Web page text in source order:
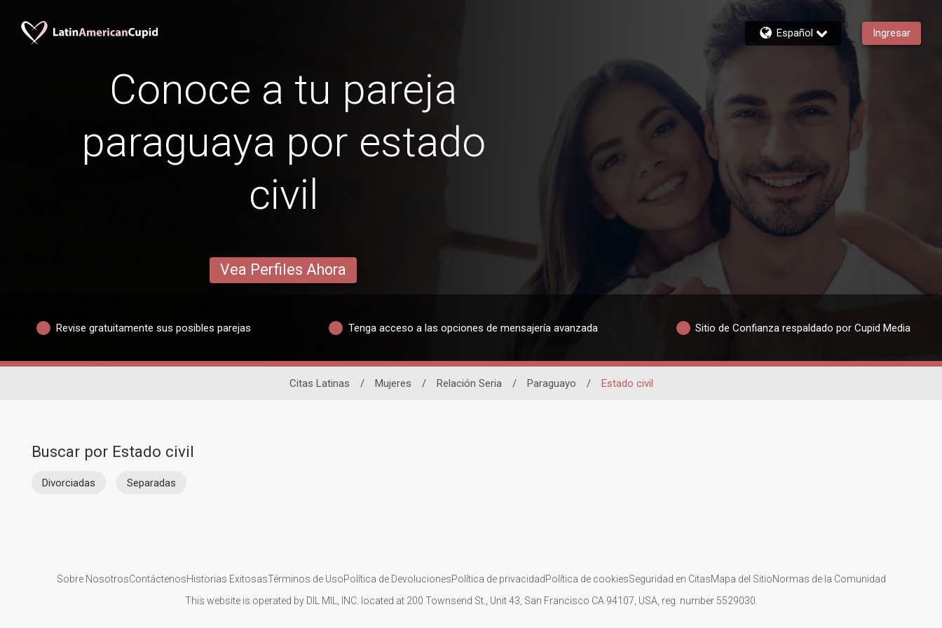
Español Ingresar
Conoce a tu pareja
paraguaya por estado
civil
Vea Perfiles Ahora
Revise gratuitamente sus posibles parejas Tenga acceso a las opciones de mensajería avanzada Sitio de Confianza respaldado por Cupid Media
Citas Latinas / Mujeres / Relación Seria / Paraguayo / Estado civil
Buscar por Estado civil
Divorciadas Separadas
Sobre NosotrosContáctenosHistorias ExitosasTérminos de UsoPolítica de DevolucionesPolítica de privacidadPolítica de cookiesSeguridad en CitasMapa del SitioNormas de la Comunidad
This website is operated by DIL MIL, INC. located at 200 Townsend St., Unit 43, San Francisco CA 94107, USA, reg. number 5529030.